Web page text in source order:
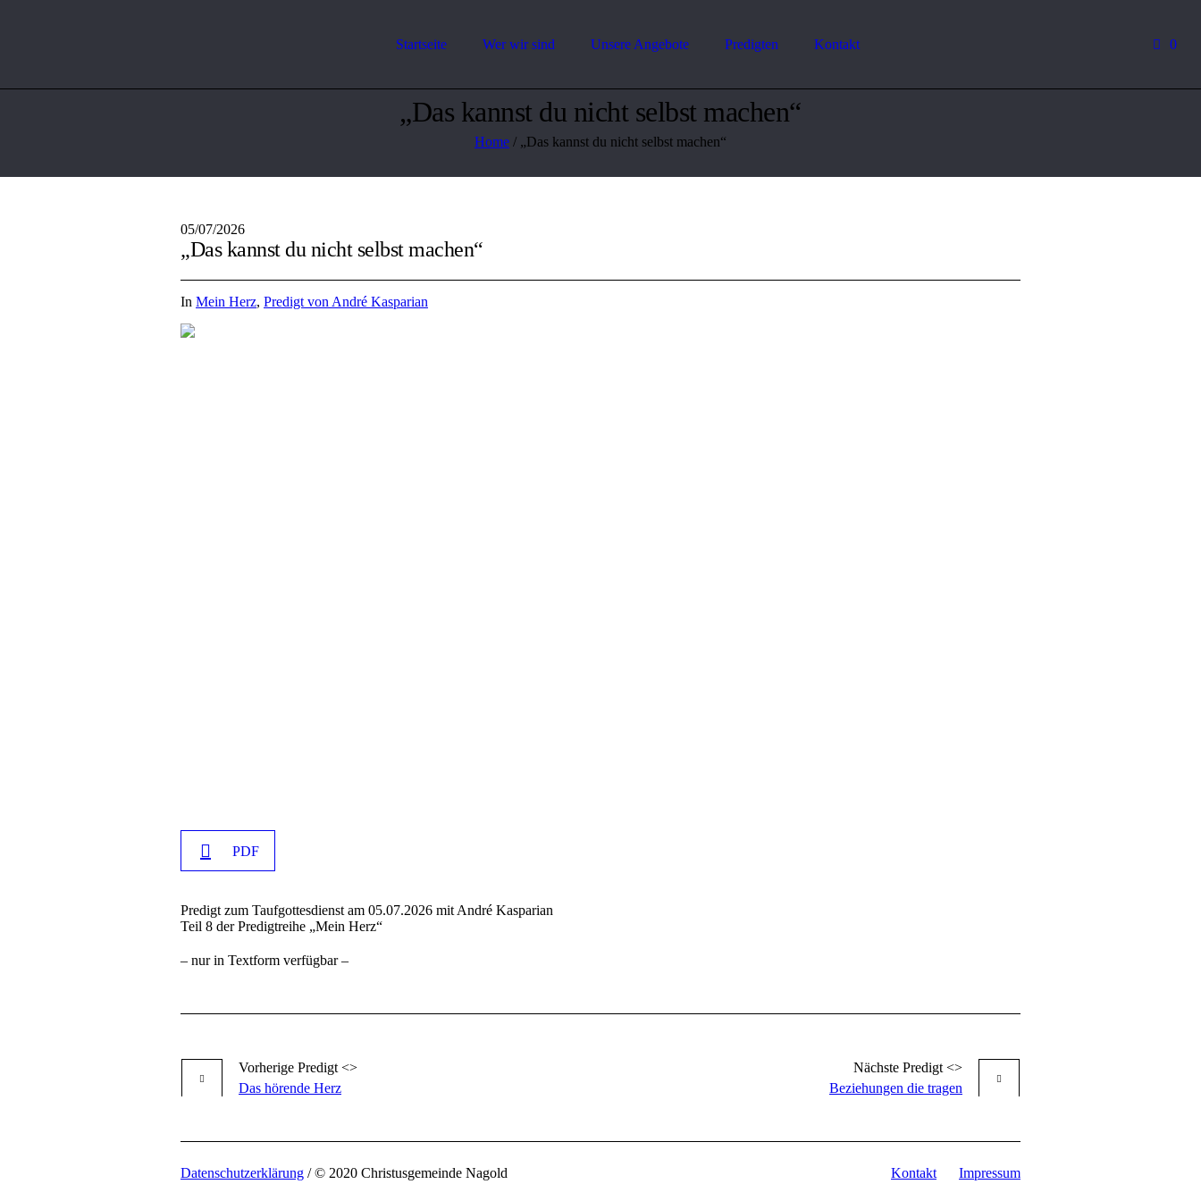
0
Startseite Wer wir sind Unsere Angebote Predigten Kontakt
„Das kannst du nicht selbst machen“
Home / „Das kannst du nicht selbst machen“
05/07/2026
„Das kannst du nicht selbst machen“
In Mein Herz, Predigt von André Kasparian
PDF
Predigt zum Taufgottesdienst am 05.07.2026 mit André Kasparian
Teil 8 der Predigtreihe „Mein Herz“
– nur in Textform verfügbar –
Vorherige Predigt <>
Das hörende Herz
Nächste Predigt <>
Beziehungen die tragen
Kontakt Impressum
Datenschutzerklärung / © 2020 Christusgemeinde Nagold